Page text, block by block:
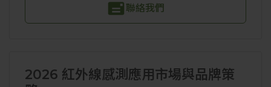
聯絡我們
2026 紅外線感測應用市場與品牌策